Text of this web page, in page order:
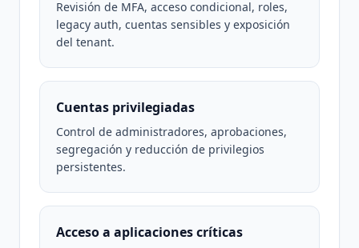
Revisión de MFA, acceso condicional, roles,
legacy auth, cuentas sensibles y exposición
del tenant.
Cuentas privilegiadas
Control de administradores, aprobaciones,
segregación y reducción de privilegios
persistentes.
Acceso a aplicaciones críticas